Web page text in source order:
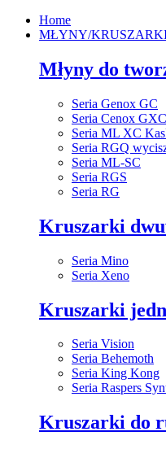
Home
MŁYNY/
Młyny do
Seria Genox GC
Seria Cenox GXC
Seria ML XC
Seria RGQ
Seria ML-SC
Seria RGS
Seria RG
Kruszarki
Seria Mino
Seria Xeno
Kruszarki
Seria Vision
Seria Behemoth
Seria King Kong
Seria Raspers
Kruszarki do